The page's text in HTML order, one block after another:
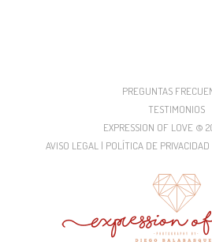
PREGUNTAS
TESTIMONIOS
EXPRESSION OF LOVE ©
AVISO LEGAL | POLÍTICA DE